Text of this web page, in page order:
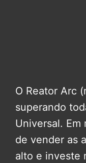
O Reator Arc
superando
Universal. Em
de vender as
alto e investe